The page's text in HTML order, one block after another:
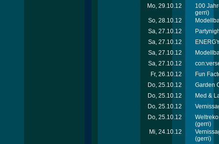
Mo, 29.10.12
100
gerri)
So, 28.10.12
Sa, 27.10.12
Sa, 27.10.12
Sa, 27.10.12
Sa, 27.10.12
Fr, 26.10.12
Fun
Do, 25.10.12
Garden
Do, 25.10.12
Med &
Do, 25.10.12
Do, 25.10.12
(gerri)
Mi, 24.10.12
(gerri)